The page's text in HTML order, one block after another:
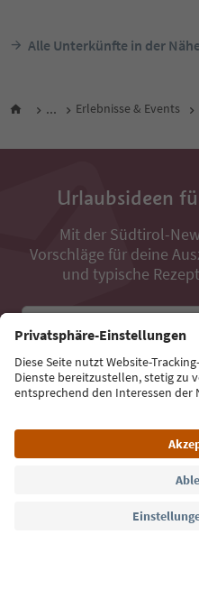
Alle Unterkünfte in der
... Erlebnisse & Events
Urlaubsideen
Mit der Südtirol-
Vorschläge für deine
und typische
E-Mail Adresse
Jetzt